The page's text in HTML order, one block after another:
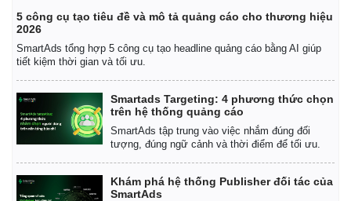
5 công cụ tạo tiêu đề và mô tả quảng cáo cho thương hiệu
2026
SmartAds tổng hợp 5 công cụ tạo headline quảng cáo bằng AI giúp
tiết kiệm thời gian và tối ưu.
Smartads Targeting: 4 phương thức chọn
trên hệ thống quảng cáo
SmartAds tập trung vào việc nhắm đúng đối
tượng, đúng ngữ cảnh và thời điểm để tối ưu.
Khám phá hệ thống Publisher đối tác của
SmartAds